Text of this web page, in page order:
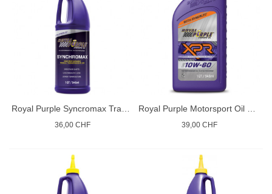
Royal Purple Syncromax Trasmissions
36,00 CHF
Royal Purple Motorsport Oil 10W60
39,00 CHF